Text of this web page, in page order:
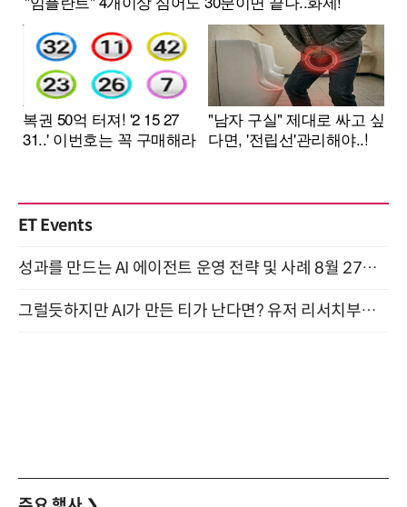
ET Events
성과를 만드는 AI 에이전트 운영 전략 및 사례 8월 27일 개최
그럴듯하지만 AI가 만든 티가 난다면? 유저 리서치부터 배포까지! (9/15)